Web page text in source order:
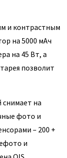
и контрастным
на 5000 мАч
на 45 Вт, а
позволит
на
фото и
– 200 +
и